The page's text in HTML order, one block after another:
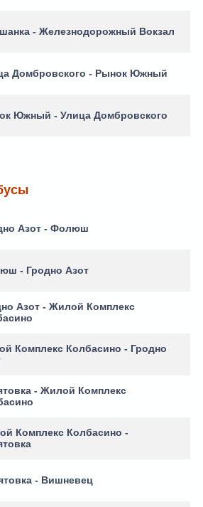
- Железнодорожный Вокзал
Домбровского - Рынок Южный
Южный - Улица Домбровского
Азот - Фолюш
- Гродно Азот
Азот - Жилой Комплекс
Комплекс Колбасино - Гродно
- Жилой Комплекс
Комплекс Колбасино -
- Вишневец